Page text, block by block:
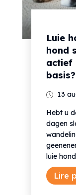
Luie
hond
actief
basis?
13
Hebt u
dagen
luie
Lire